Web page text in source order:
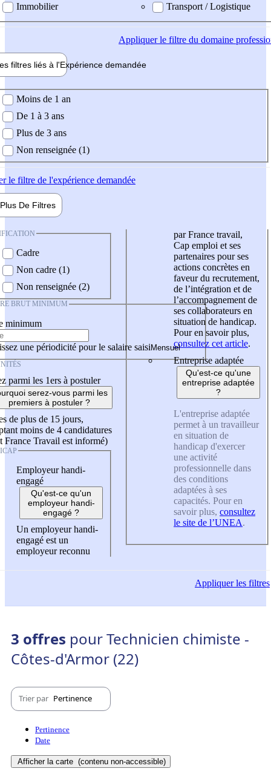
Immobilier
Transport / Logistique
Appliquerle filtre du domaine
filtres liés à l'Expérience demandée
demandée
Moins de 1 an
De 1 à 3 ans
Plus de 3 ans
Non renseignée (1)
le filtre de l'expérience demandée
Plus De Filtres
Cadre
Non cadre (1)
Non renseignée (2)
BRUT MINIMUM
minimum
une périodicité pour le salaire saisi
parmi les 1ers à postuler
serez-vous parmi les
premiers à postuler ?
de plus de 15 jours,
moins de 4 candidatures
France Travail est informé)
Employeur handi-
engagé
Qu'est-ce qu'un
employeur handi-
engagé ?
Un employeur handi-
engagé est un
employeur reconnu
par France travail,
Cap emploi et ses
partenaires pour ses
actions concrètes en
faveur du recrutement,
de l’intégration et de
l’accompagnement de
ses collaborateurs en
situation de handicap.
Pour en savoir plus,
consultez cet article.
Entreprise adaptée
Qu'est-ce qu'une
entreprise adaptée
?
L'entreprise adaptée
permet à un travailleur
en situation de
handicap d'exercer
une activité
professionnelle dans
des conditions
adaptées à ses
capacités. Pour en
savoir plus, consultez
le site de l’UNEA.
Appliquerles filtres
3 offres pour Technicien chimiste -
Côtes-d'Armor (22)
Trier par Pertinence
Pertinence
Date
Afficher la carte (contenu non-accessible)